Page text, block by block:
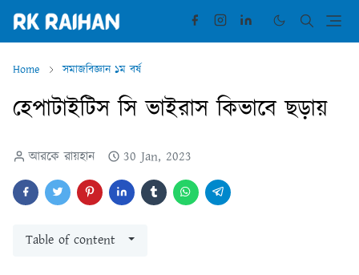
Home সমাজবিজ্ঞান ১ম বর্ষ
হেপাটাইটিস সি ভাইরাস কিভাবে ছড়ায়
আরকে রায়হান 30 Jan, 2023
Table of content